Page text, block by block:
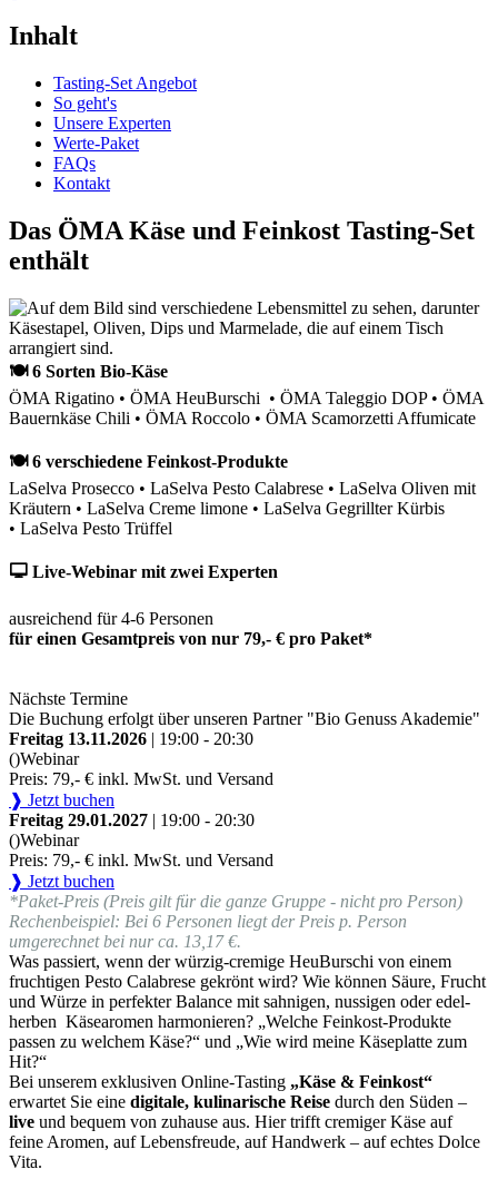
Inhalt
Tasting-Set Angebot
So geht's
Unsere Experten
Werte-Paket
FAQs
Kontakt
Das ÖMA Käse und Feinkost Tasting-Set
enthält
🍽 6 Sorten Bio-Käse
ÖMA Rigatino • ÖMA HeuBurschi • ÖMA Taleggio DOP • ÖMA
Bauernkäse Chili • ÖMA Roccolo • ÖMA Scamorzetti Affumicate
🍽 6 verschiedene Feinkost-Produkte
LaSelva Prosecco • LaSelva Pesto Calabrese • LaSelva Oliven mit
Kräutern • LaSelva Creme limone • LaSelva Gegrillter Kürbis
• LaSelva Pesto Trüffel
🖵 Live-Webinar mit zwei Experten
ausreichend für 4-6 Personen
für einen Gesamtpreis von nur 79,- € pro Paket*
Nächste Termine
Die Buchung erfolgt über unseren Partner "Bio Genuss Akademie"
Freitag 13.11.2026 | 19:00 - 20:30
()Webinar
Preis: 79,- € inkl. MwSt. und Versand
❱ Jetzt buchen
Freitag 29.01.2027 | 19:00 - 20:30
()Webinar
Preis: 79,- € inkl. MwSt. und Versand
❱ Jetzt buchen
*Paket-Preis (Preis gilt für die ganze Gruppe - nicht pro Person)
Rechenbeispiel: Bei 6 Personen liegt der Preis p. Person
umgerechnet bei nur ca. 13,17 €.
Was passiert, wenn der würzig-cremige HeuBurschi von einem
fruchtigen Pesto Calabrese gekrönt wird? Wie können Säure, Frucht
und Würze in perfekter Balance mit sahnigen, nussigen oder edel-
herben Käsearomen harmonieren? „Welche Feinkost-Produkte
passen zu welchem Käse?“ und „Wie wird meine Käseplatte zum
Hit?“
Bei unserem exklusiven Online-Tasting „Käse & Feinkost“
erwartet Sie eine digitale, kulinarische Reise durch den Süden –
live und bequem von zuhause aus. Hier trifft cremiger Käse auf
feine Aromen, auf Lebensfreude, auf Handwerk – auf echtes Dolce
Vita.